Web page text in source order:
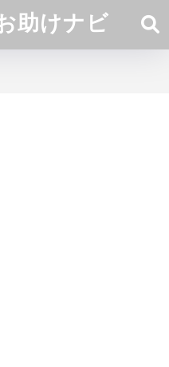
助けナビ